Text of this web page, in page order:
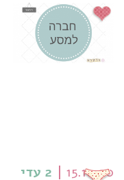
15.10.20 2 עדי